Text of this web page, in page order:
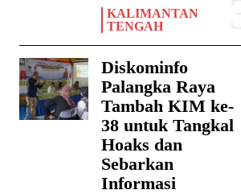
KALIMANTAN
TENGAH
Diskominfo
Palangka Raya
Tambah KIM ke-
38 untuk Tangkal
Hoaks dan
Sebarkan
Informasi